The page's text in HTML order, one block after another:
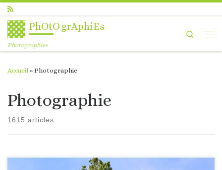
Passer au contenu
PhOtOgrAphiEs
Photographies
Search
Accueil » Photographie
Photographie
1615 articles